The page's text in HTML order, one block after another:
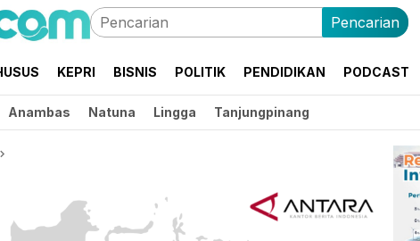
Pencarian
KEPRI BISNIS POLITIK PENDIDIKAN PODCAST
Anambas Natuna Lingga Tanjungpinang